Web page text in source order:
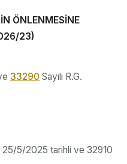
ÖNLENMESİNE
23)
33290 Sayılı R.G.
25/5/2025 tarihli ve 32910